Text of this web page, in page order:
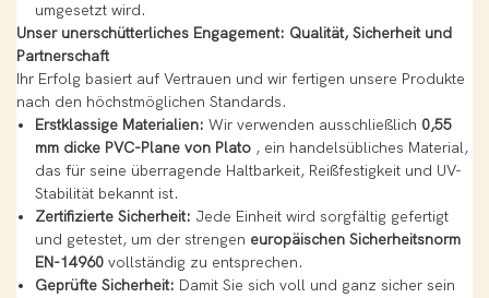
umgesetzt wird.
Unser unerschütterliches Engagement: Qualität, Sicherheit und
Partnerschaft
Ihr Erfolg basiert auf Vertrauen und wir fertigen unsere Produkte
nach den höchstmöglichen Standards.
Erstklassige Materialien: Wir verwenden ausschließlich 0,55
mm dicke PVC-Plane von Plato, ein handelsübliches Material,
das für seine überragende Haltbarkeit, Reißfestigkeit und UV-
Stabilität bekannt ist.
Zertifizierte Sicherheit: Jede Einheit wird sorgfältig gefertigt
und getestet, um der strengen europäischen Sicherheitsnorm
EN-14960vollständig zu entsprechen.
Geprüfte Sicherheit: Damit Sie sich voll und ganz sicher sein